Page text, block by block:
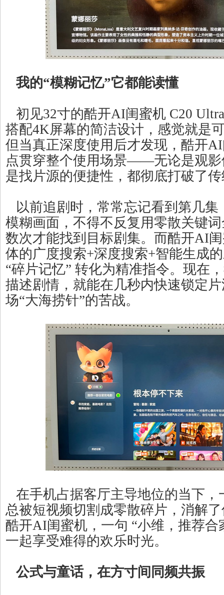
我的“模糊记忆”它都能读懂
初见32寸的酷开AI闺蜜机 C20
搭配4K屏幕的简洁设计，感觉就是
但当真正深度使用后才发现，酷开
点贯穿整个使用场景——无论是观影
是找片源的便捷性，都彻底打破了
以前追剧时，常常忘记看到第几集
模糊画面，不得不反复用零散关键
数次才能找到目标剧集。而酷开AI
体的广度搜索+深度搜索+智能生成
“碎片记忆” 转化为精准指令。现在
描述剧情，就能在几秒内快速锁定
场“大海捞针”的苦战。
在手机占据客厅主导地位的当下，
总被短视频切割成零散碎片，消解
酷开AI闺蜜机，一句 “小维，推荐合
一起享受难得的欢乐时光。
公式与童话，在方寸间同频共振